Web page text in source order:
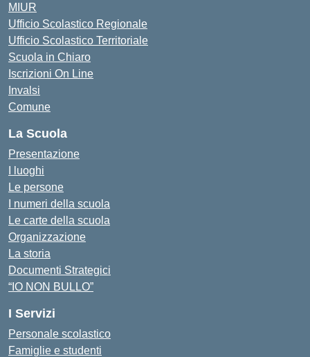
MIUR
Ufficio Scolastico Regionale
Ufficio Scolastico Territoriale
Scuola in Chiaro
Iscrizioni On Line
Invalsi
Comune
La Scuola
Presentazione
I luoghi
Le persone
I numeri della scuola
Le carte della scuola
Organizzazione
La storia
Documenti Strategici
“IO NON BULLO”
I Servizi
Personale scolastico
Famiglie e studenti